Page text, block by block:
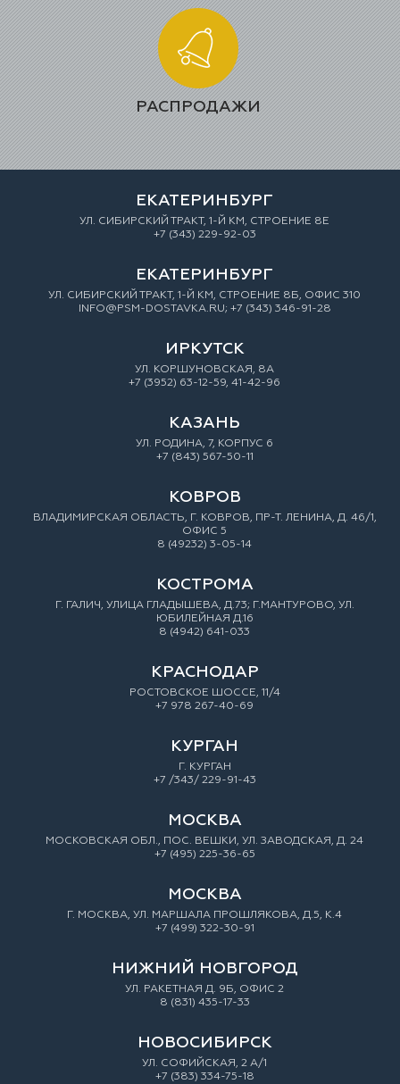
РАСПРОДАЖИ
ЕКАТЕРИНБУРГ
УЛ. СИБИРСКИЙ ТРАКТ, 1-Й КМ, СТРОЕНИЕ 8Е
+7 (343) 229-92-03
ЕКАТЕРИНБУРГ
УЛ. СИБИРСКИЙ ТРАКТ, 1-Й КМ, СТРОЕНИЕ 8Б, ОФИС 310
INFO@PSM-DOSTAVKA.RU; +7 (343) 346-91-28
ИРКУТСК
УЛ. КОРШУНОВСКАЯ, 8А
+7 (3952) 63-12-59, 41-42-96
КАЗАНЬ
УЛ. РОДИНА, 7, КОРПУС 6
+7 (843) 567-50-11
КОВРОВ
ВЛАДИМИРСКАЯ ОБЛАСТЬ, Г. КОВРОВ, ПР-Т. ЛЕНИНА, Д. 46/1,
ОФИС 5
8 (49232) 3-05-14
КОСТРОМА
Г. ГАЛИЧ, УЛИЦА ГЛАДЫШЕВА, Д.73; Г.МАНТУРОВО, УЛ.
ЮБИЛЕЙНАЯ Д.16
8 (4942) 641-033
КРАСНОДАР
РОСТОВСКОЕ ШОССЕ, 11/4
+7 978 267-40-69
КУРГАН
Г. КУРГАН
+7 /343/ 229-91-43
МОСКВА
МОСКОВСКАЯ ОБЛ., ПОС. ВЕШКИ, УЛ. ЗАВОДСКАЯ, Д. 24
+7 (495) 225-36-65
МОСКВА
Г. МОСКВА, УЛ. МАРШАЛА ПРОШЛЯКОВА, Д.5, К.4
+7 (499) 322-30-91
НИЖНИЙ НОВГОРОД
УЛ. РАКЕТНАЯ Д. 9Б, ОФИС 2
8 (831) 435-17-33
НОВОСИБИРСК
УЛ. СОФИЙСКАЯ, 2 А/1
+7 (383) 334-75-18